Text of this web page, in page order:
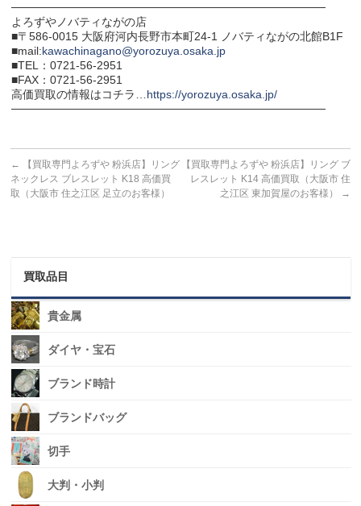
───────────────────────────────────────
よろずやノバティながの店
■〒586-0015 大阪府河内長野市本町24-1 ノバティながの北館B1F
■mail:kawachinagano@yorozuya.osaka.jp
■TEL：0721-56-2951
■FAX：0721-56-2951
高価買取の情報はコチラ…https://yorozuya.osaka.jp/
───────────────────────────────────────
←
【買取専門よろずや 粉浜店】リング
ネックレス ブレスレット K18 高価買
取（大阪市 住之江区 足立のお客様）
【買取専門よろずや 粉浜店】リング ブ
レスレット K14 高価買取（大阪市 住
之江区 東加賀屋のお客様）
→
買取品目
貴金属
ダイヤ・宝石
ブランド時計
ブランドバッグ
切手
大判・小判